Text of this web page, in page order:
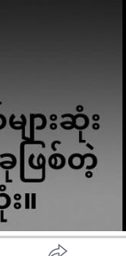
။)
ေတယ်လို့ ပြောခဲ့
ကိုယ်တိုင်ပြောရ
teacher တို့လို
းချယ်ပါ။
ကား" တွေပဲ ပါန